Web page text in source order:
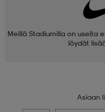
Meillä Stadiumilla on useita
löydät
Asiaan